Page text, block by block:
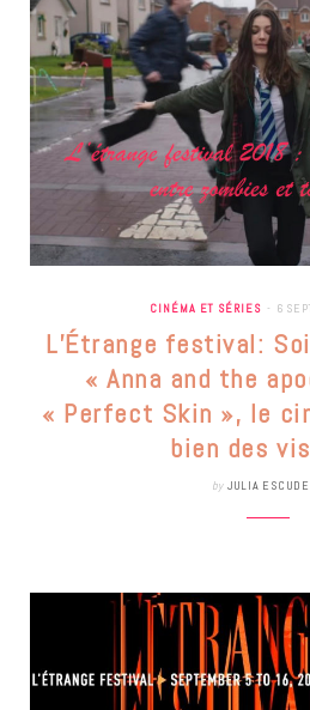
CINÉMA ET SÉRIES 6
L’Étrange festival:
« Anna and the
« Perfect Skin », le
bien des
by JULIA